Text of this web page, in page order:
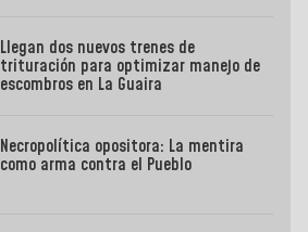
Llegan dos nuevos trenes de
trituración para optimizar manejo de
escombros en La Guaira
Necropolítica opositora: La mentira
como arma contra el Pueblo